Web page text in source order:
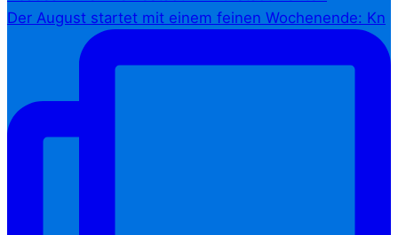
Der August startet mit einem feinen Wochenende: Kn